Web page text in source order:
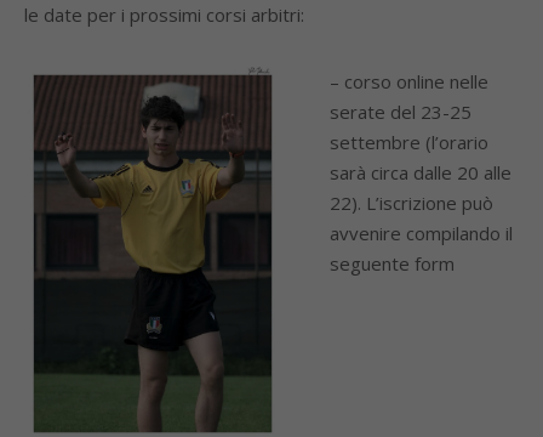
le date per i prossimi corsi arbitri:
– corso online nelle
serate del 23-25
settembre (l’orario
sarà circa dalle 20 alle
22). L’iscrizione può
avvenire compilando il
seguente form